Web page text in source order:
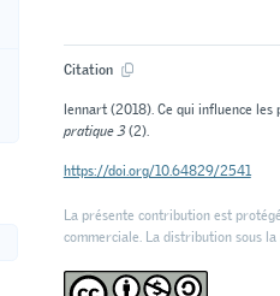
Citation
lennart (2018). Ce qui influence les
pratique 3(2).
https://doi.org/10.64829/2541
La présente contribution est
commerciale. La distribution sous